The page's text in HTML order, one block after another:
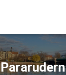
Pararudern